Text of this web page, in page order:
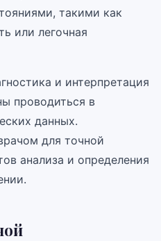
такими как
или легочная
и интерпретация
проводиться в
данных.
для точной
анализа и определения